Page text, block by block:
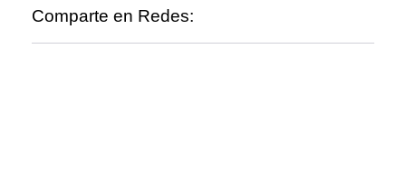
Comparte en Redes: